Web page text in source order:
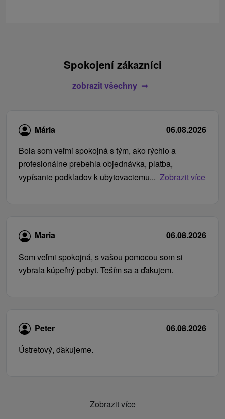
Spokojení zákazníci
zobrazit všechny
Mária
06.08.2026
Bola som veľmi spokojná s tým, ako rýchlo a
profesionálne prebehla objednávka, platba,
vypísanie podkladov k ubytovaciemu... Zobrazit více
Maria
06.08.2026
Som veľmi spokojná, s vašou pomocou som si
vybrala kúpeľný pobyt. Teším sa a ďakujem.
Peter
06.08.2026
Ústretový, ďakujeme.
Zobrazit více